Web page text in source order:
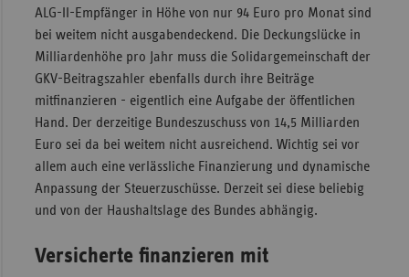
ALG-II-Empfänger in Höhe von nur 94 Euro pro Monat sind
bei weitem nicht ausgabendeckend. Die Deckungslücke in
Milliardenhöhe pro Jahr muss die Solidargemeinschaft der
GKV-Beitragszahler ebenfalls durch ihre Beiträge
mitfinanzieren - eigentlich eine Aufgabe der öffentlichen
Hand. Der derzeitige Bundeszuschuss von 14,5 Milliarden
Euro sei da bei weitem nicht ausreichend. Wichtig sei vor
allem auch eine verlässliche Finanzierung und dynamische
Anpassung der Steuerzuschüsse. Derzeit sei diese beliebig
und von der Haushaltslage des Bundes abhängig.
Versicherte finanzieren mit